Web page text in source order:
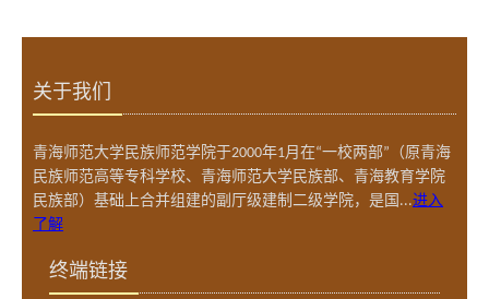
关于我们
青海师范大学民族师范学院于2000年1月在“一校两部”（原青海
民族师范高等专科学校、青海师范大学民族部、青海教育学院
民族部）基础上合并组建的副厅级建制二级学院，是国...进入
了解
终端链接